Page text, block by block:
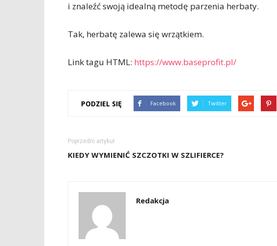
i znaleźć swoją idealną metodę parzenia herbaty.
Tak, herbatę zalewa się wrzątkiem.
Link tagu HTML: https://www.baseprofit.pl/
PODZIEL SIĘ Facebook Twitter
Poprzedni artykuł
KIEDY WYMIENIĆ SZCZOTKI W SZLIFIERCE?
Redakcja